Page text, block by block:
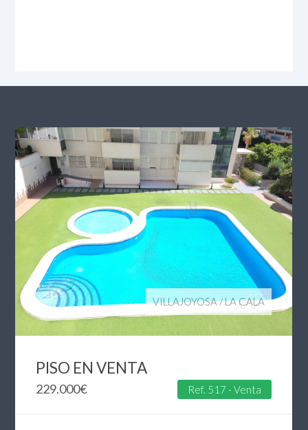
VILLAJOYOSA/LA CALA
PISO EN VENTA
229.000€ Ref. 517 - Venta